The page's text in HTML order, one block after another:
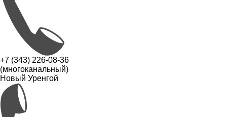
+7 (343) 226-08-36
(многоканальный)
Новый Уренгой